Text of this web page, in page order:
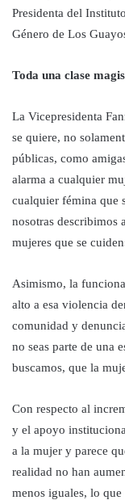
Presidenta del
Género de Los
Toda una clase
La Vicepresidenta
se quiere, no
públicas, como
alarma a cualquier
cualquier fémina que
nosotras describimos
mujeres que se
Asimismo, la
alto a esa violencia
comunidad y
no seas parte de una
buscamos, que la
Con respecto al
y el apoyo
a la mujer y parece
realidad no han
menos iguales, lo